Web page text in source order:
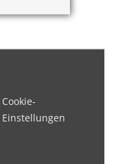
Cookie-
Einstellungen